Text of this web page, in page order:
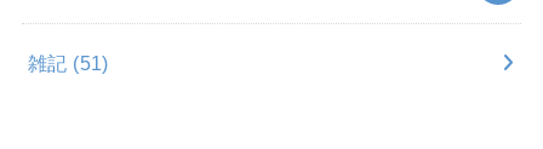
雑記 (51)